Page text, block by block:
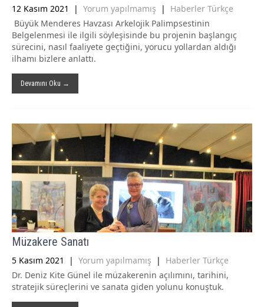
12 Kasım 2021 | Yorum yapılmamış | Haberler Türkçe
Büyük Menderes Havzası Arkelojik Palimpsestinin
Belgelenmesi ile ilgili söyleşisinde bu projenin başlangıç
sürecini, nasıl faaliyete geçtiğini, yorucu yollardan aldığı
ilhamı bizlere anlattı.
Devamını Oku →
Müzakere Sanatı
5 Kasım 2021 | Yorum yapılmamış | Haberler Türkçe
Dr. Deniz Kite Günel ile müzakerenin açılımını, tarihini,
stratejik süreçlerini ve sanata giden yolunu konuştuk.